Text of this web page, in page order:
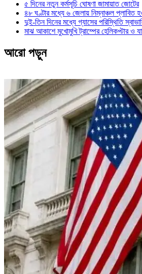
৫ দিনের নতুন কর্মসূচি ঘোষণা জামায়াত জোটের
৪৮ ঘণ্টার মধ্যে ৬ জেলায় নিম্নাঞ্চল প্লাবিত
দুই-তিন দিনের মধ্যে গ্যাসের পরিস্থিতি
মাঝ আকাশে মুখোমুখি ট্রাম্পের হেলিকপ্টার ও
আরো পড়ুন